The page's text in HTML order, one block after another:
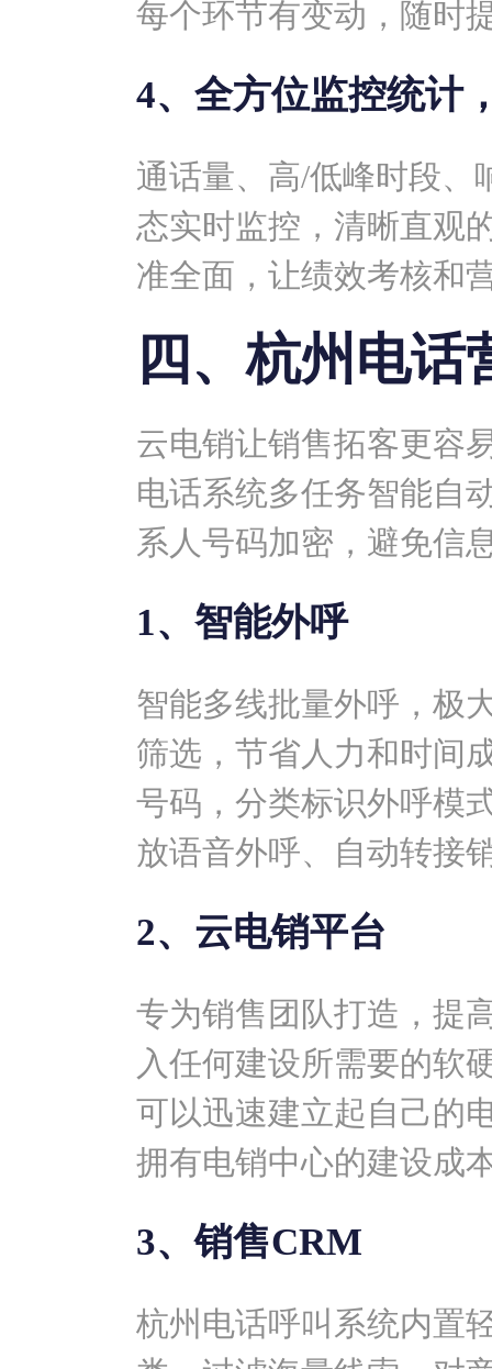
每个环节有变动，随时
4、全方位监控统计
通话量、高/低峰时段、
态实时监控，清晰直观
准全面，让绩效考核和
四、杭州电话
云电销让销售拓客更容
电话系统多任务智能自
系人号码加密，避免信
1、智能外呼
智能多线批量外呼，极
筛选，节省人力和时间
号码，分类标识外呼模
放语音外呼、自动转接
2、云电销平台
专为销售团队打造，提
入任何建设所需要的软
可以迅速建立起自己的
拥有电销中心的建设成
3、销售CRM
杭州电话呼叫系统内置